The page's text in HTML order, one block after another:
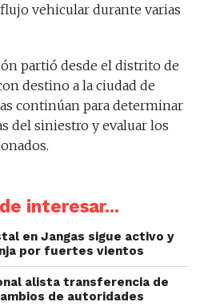
vehicular durante varias
partió desde el distrito de
destino a la ciudad de
continúan para determinar
del siniestro y evaluar los
interesar...
en Jangas sigue activo y
por fuertes vientos
alista transferencia de
de autoridades